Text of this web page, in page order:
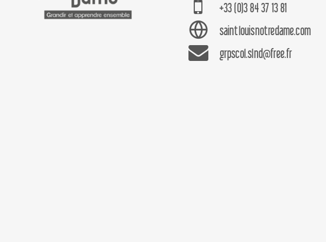
+33 (0)3 84 37 13 81
saintlouisnotredame.com
grpscol.slnd@free.fr